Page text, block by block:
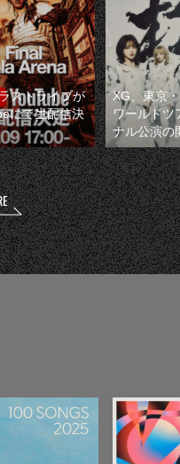
ストライブが
にて生配信決
XG、東京
ワールドツ
ナル公演の